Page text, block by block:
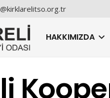
HAKKIMIZDA